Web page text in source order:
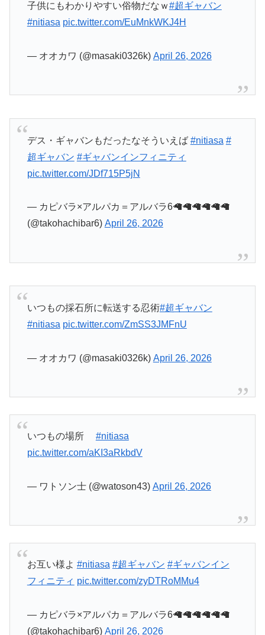
子供にもわかりやすい俗物だなｗ#超ギャバン
#nitiasa pic.twitter.com/EuMnkWKJ4H
— オオカワ (@masaki0326k) April 26, 2026
デス・ギャバンもだったなそういえば #nitiasa
#
超ギャバン
#ギャバンインフィニティ
pic.twitter.com/JDf715P5jN
— カピバラ×アルパカ＝アルバラ6🦙🦙🦙🦙🦙🦙
(@takohachibar6)
April 26, 2026
いつもの採石所に転送する忍術
#nitiasa pic.twitter.com/ZmSS3JMFnU
いつもの場所
pic.twitter.com/aKI3aRkbdV
お互い様よ
フィニティ pic.twitter.com/zyDTRoMMu4
(@takohachibar6) April 26, 2026